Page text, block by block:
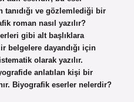
tanıdığı ve gözlemlediği bir
roman nasıl yazılır?
gibi alt başlıklara
belgelere dayandığı için
olarak yazılır.
anlatılan kişi bir
Biyografik eserler nelerdir?